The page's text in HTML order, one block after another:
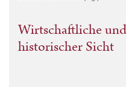
Wirtschaftliche
historischer Sicht